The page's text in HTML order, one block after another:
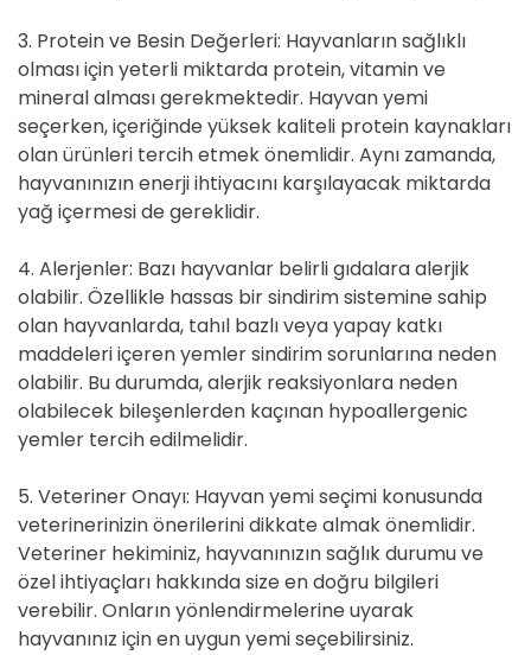
3. Protein ve Besin Değerleri: Hayvanların sağlıklı
olması için yeterli miktarda protein, vitamin ve
mineral alması gerekmektedir. Hayvan yemi
seçerken, içeriğinde yüksek kaliteli protein kaynakları
olan ürünleri tercih etmek önemlidir. Aynı zamanda,
hayvanınızın enerji ihtiyacını karşılayacak miktarda
yağ içermesi de gereklidir.
4. Alerjenler: Bazı hayvanlar belirli gıdalara alerjik
olabilir. Özellikle hassas bir sindirim sistemine sahip
olan hayvanlarda, tahıl bazlı veya yapay katkı
maddeleri içeren yemler sindirim sorunlarına neden
olabilir. Bu durumda, alerjik reaksiyonlara neden
olabilecek bileşenlerden kaçınan hypoallergenic
yemler tercih edilmelidir.
5. Veteriner Onayı: Hayvan yemi seçimi konusunda
veterinerinizin önerilerini dikkate almak önemlidir.
Veteriner hekiminiz, hayvanınızın sağlık durumu ve
özel ihtiyaçları hakkında size en doğru bilgileri
verebilir. Onların yönlendirmelerine uyarak
hayvanınız için en uygun yemi seçebilirsiniz.